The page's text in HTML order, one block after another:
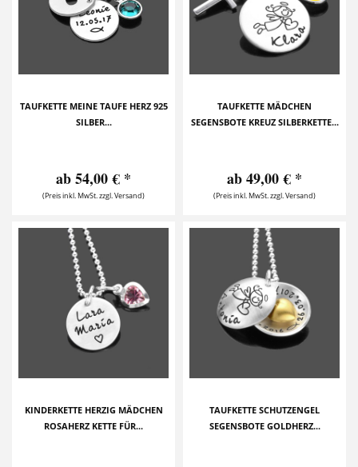
TAUFKETTE MEINE TAUFE HERZ 925
SILBER...
ab 54,00 € *
(Preis inkl. MwSt. zzgl. Versand)
TAUFKETTE MÄDCHEN
SEGENSBOTE KREUZ SILBERKETTE...
ab 49,00 € *
(Preis inkl. MwSt. zzgl. Versand)
KINDERKETTE HERZIG MÄDCHEN
ROSAHERZ KETTE FÜR...
TAUFKETTE SCHUTZENGEL
SEGENSBOTE GOLDHERZ...